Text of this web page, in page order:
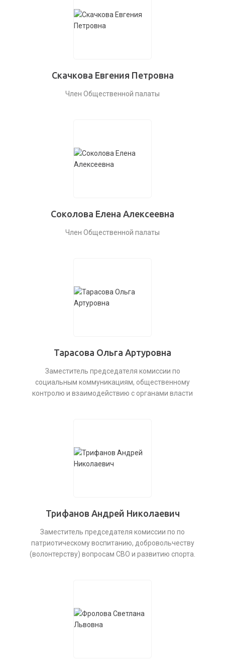
Скачкова Евгения Петровна
Член Общественной палаты
Соколова Елена Алексеевна
Член Общественной палаты
Тарасова Ольга Артуровна
Заместитель председателя комиссии по
социальным коммуникациям, общественному
контролю и взаимодействию с органами власти
Трифанов Андрей Николаевич
Заместитель председателя комиссии по по
патриотическому воспитанию, добровольчеству
(волонтерству) вопросам СВО и развитию спорта.